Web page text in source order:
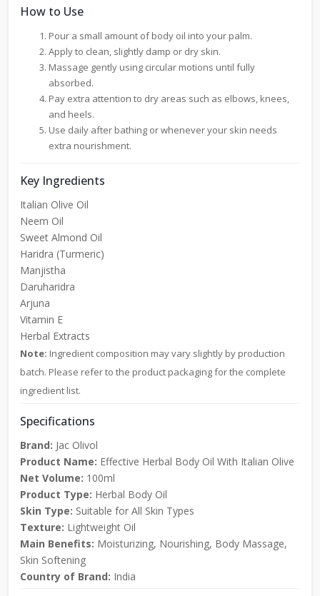
How to Use
Pour a small amount of body oil into your palm.
Apply to clean, slightly damp or dry skin.
Massage gently using circular motions until fully
absorbed.
Pay extra attention to dry areas such as elbows, knees,
and heels.
Use daily after bathing or whenever your skin needs
extra nourishment.
Key Ingredients
Italian Olive Oil
Neem Oil
Sweet Almond Oil
Haridra (Turmeric)
Manjistha
Daruharidra
Arjuna
Vitamin E
Herbal Extracts
Note: Ingredient composition may vary slightly by production
batch. Please refer to the product packaging for the complete
ingredient list.
Specifications
Brand: Jac Olivol
Product Name: Effective Herbal Body Oil With Italian Olive
Net Volume: 100ml
Product Type: Herbal Body Oil
Skin Type: Suitable for All Skin Types
Texture: Lightweight Oil
Main Benefits: Moisturizing, Nourishing, Body Massage,
Skin Softening
Country of Brand: India